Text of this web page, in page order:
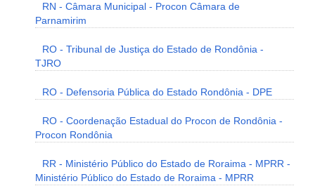
RN - Câmara Municipal - Procon Câmara de
Parnamirim
RO - Tribunal de Justiça do Estado de Rondônia -
TJRO
RO - Defensoria Pública do Estado Rondônia - DPE
RO - Coordenação Estadual do Procon de Rondônia -
Procon Rondônia
RR - Ministério Público do Estado de Roraima - MPRR -
Ministério Público do Estado de Roraima - MPRR